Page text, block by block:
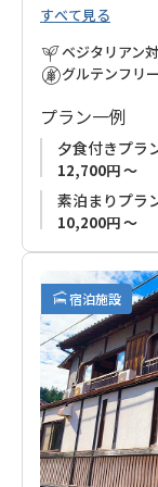
供します。
清潔で広々とし
ったりと過ごせま
熊野本宮大社へ
可能。熊野詣の前
すべて見る
ベジタリアン
グルテンフリ
プラン一例
夕食付きプラ
12,700円 ～
素泊まりプラ
10,200円 ～
宿泊施設